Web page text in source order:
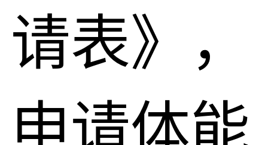
请表》，
申请体能